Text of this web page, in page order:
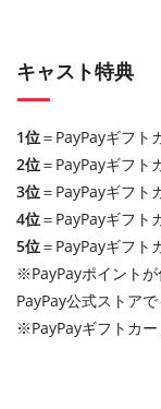
キャスト特典
1位＝PayPayギフ
2位＝PayPayギフ
3位＝PayPayギフ
4位＝PayPayギフ
5位＝PayPayギフ
※PayPayポイントが
PayPay公式ストアで
※PayPayギフトカー